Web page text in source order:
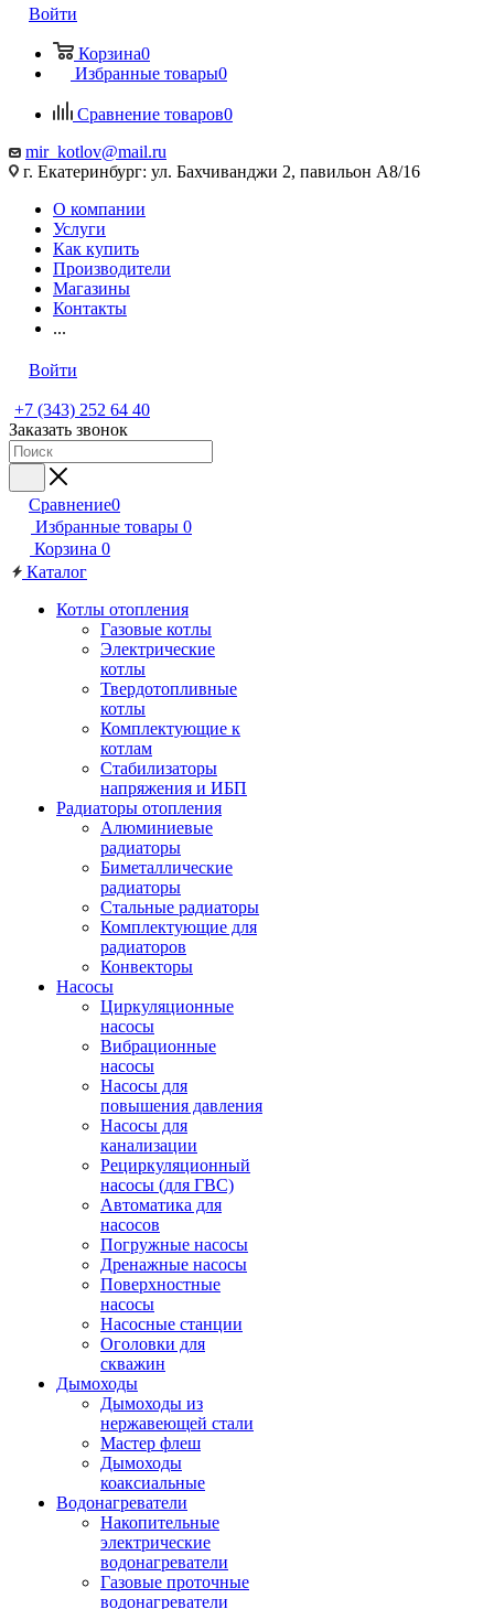
Войти
Корзина0
Избранные товары0
Сравнение товаров0
mir_kotlov@mail.ru
г. Екатеринбург: ул. Бахчиванджи 2, павильон А8/16
О компании
Услуги
Как купить
Производители
Магазины
Контакты
...
Войти
+7 (343) 252 64 40
Заказать звонок
Сравнение0
Избранные товары 0
Корзина 0
Каталог
Котлы отопления
Газовые котлы
Электрические
котлы
Твердотопливные
котлы
Комплектующие к
котлам
Стабилизаторы
напряжения и ИБП
Радиаторы отопления
Алюминиевые
радиаторы
Биметаллические
радиаторы
Стальные радиаторы
Комплектующие для
радиаторов
Конвекторы
Насосы
Циркуляционные
насосы
Вибрационные
насосы
Насосы для
повышения давления
Насосы для
канализации
Рециркуляционный
насосы (для ГВС)
Автоматика для
насосов
Погружные насосы
Дренажные насосы
Поверхностные
насосы
Насосные станции
Оголовки для
скважин
Дымоходы
Дымоходы из
нержавеющей стали
Мастер флеш
Дымоходы
коаксиальные
Водонагреватели
Накопительные
электрические
водонагреватели
Газовые проточные
водонагреватели